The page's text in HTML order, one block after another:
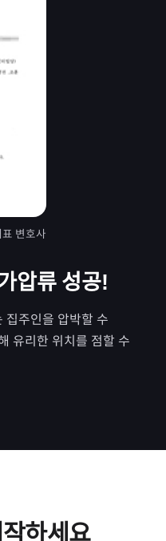
변호사
압류 성공!
집주인을 압박할 수
유리한 위치를 점할 수
하세요